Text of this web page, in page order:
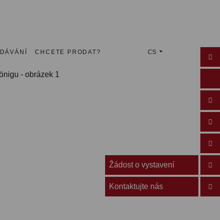
CS
CHCETE PRODAT?
Žádost o vystavení
Kontaktujte nás